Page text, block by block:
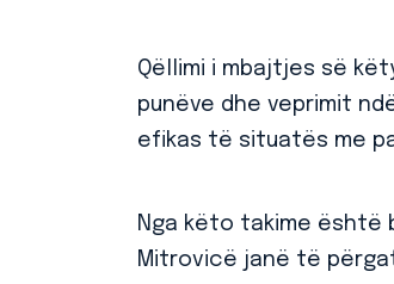
Qëllimi i mbajtjes së
punëve dhe veprimit
efikas të situatës me
Nga këto takime
Mitrovicë janë të